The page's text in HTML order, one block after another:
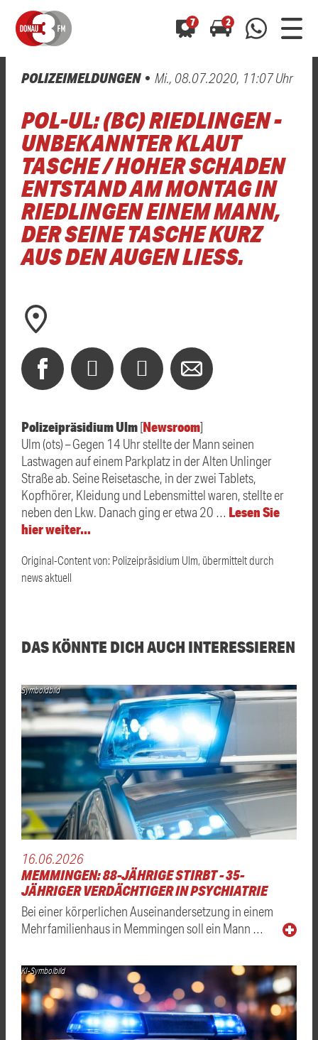
7 2
0800 0 490 400
01520 242 3333
Hast du auch einen Blitzer oder eine Verkehrsbehinderung
gesehen? Ganz einfach melden - kostenlos unter0800 0 490 400
oder perWhatsApp 01520 242 3333
Hast du auch einen Blitzer oder eine Verkehrsbehinderung
gesehen? Ganz einfach melden - kostenlos unter0800 0 490 400
oder perWhatsApp 01520 242 3333
POLIZEIMELDUNGEN Mi., 08.07.2020, 11:07 Uhr
POL-UL: (BC) RIEDLINGEN -
UNBEKANNTER KLAUT
TASCHE / HOHER SCHADEN
ENTSTAND AM MONTAG IN
RIEDLINGEN EINEM MANN,
DER SEINE TASCHE KURZ
AUS DEN AUGEN LIESS.
Polizeipräsidium Ulm[Newsroom]
Ulm (ots) – Gegen 14 Uhr stellte der Mann seinen
Lastwagen auf einem Parkplatz in der Alten Unlinger
Straße ab. Seine Reisetasche, in der zwei Tablets,
Kopfhörer, Kleidung und Lebensmittel waren, stellte er
neben den Lkw. Danach ging er etwa 20 … Lesen Sie
hier weiter…
Original-Content von: Polizeipräsidium Ulm, übermittelt durch
news aktuell
DAS KÖNNTE DICH AUCH INTERESSIEREN
Symboldbild
16.06.2026
MEMMINGEN: 88-JÄHRIGE STIRBT - 35-
JÄHRIGER VERDÄCHTIGER IN PSYCHIATRIE
Bei einer körperlichen Auseinandersetzung in einem
Mehrfamilienhaus in Memmingen soll ein Mann …
KI-Symbolbild